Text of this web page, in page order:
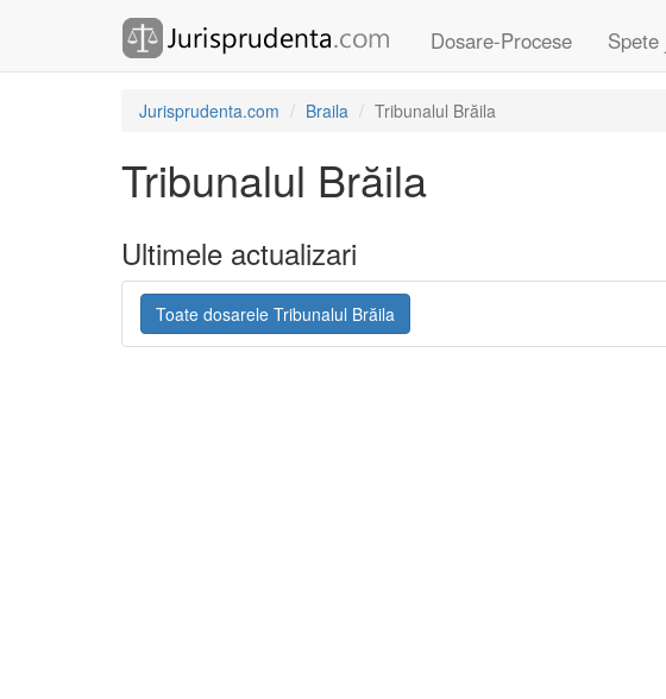
Dosare-Procese Spete
Jurisprudenta.com Braila Tribunalul Brăila
Tribunalul Brăila
Ultimele actualizari
Toate dosarele Tribunalul Brăila